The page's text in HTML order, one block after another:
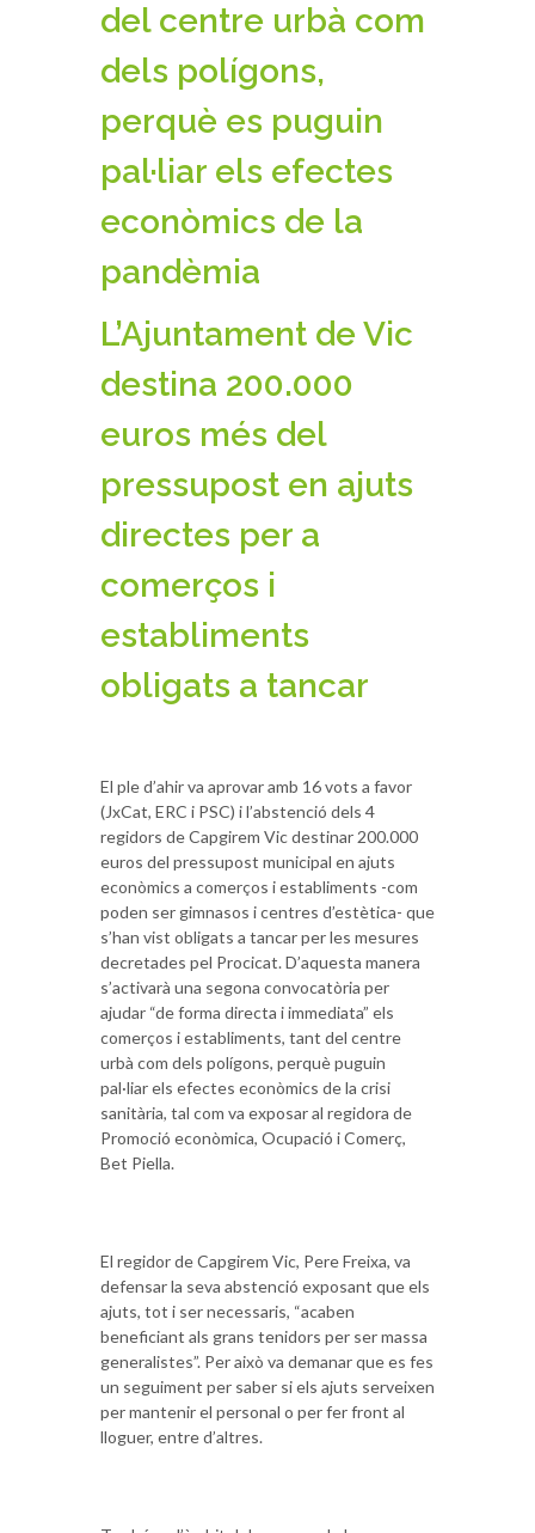
del centre urbà com
dels polígons,
perquè es puguin
pal·liar els efectes
econòmics de la
pandèmia
L’Ajuntament de Vic
destina 200.000
euros més del
pressupost en ajuts
directes per a
comerços i
establiments
obligats a tancar
El ple d’ahir va aprovar amb 16 vots a favor
(JxCat, ERC i PSC) i l’abstenció dels 4
regidors de Capgirem Vic destinar 200.000
euros del pressupost municipal en ajuts
econòmics a comerços i establiments -com
poden ser gimnasos i centres d’estètica- que
s’han vist obligats a tancar per les mesures
decretades pel Procicat. D’aquesta manera
s’activarà una segona convocatòria per
ajudar “de forma directa i immediata” els
comerços i establiments, tant del centre
urbà com dels polígons, perquè puguin
pal·liar els efectes econòmics de la crisi
sanitària, tal com va exposar al regidora de
Promoció econòmica, Ocupació i Comerç,
Bet Piella.
El regidor de Capgirem Vic, Pere Freixa, va
defensar la seva abstenció exposant que els
ajuts, tot i ser necessaris, “acaben
beneficiant als grans tenidors per ser massa
generalistes”. Per això va demanar que es fes
un seguiment per saber si els ajuts serveixen
per mantenir el personal o per fer front al
lloguer, entre d’altres.